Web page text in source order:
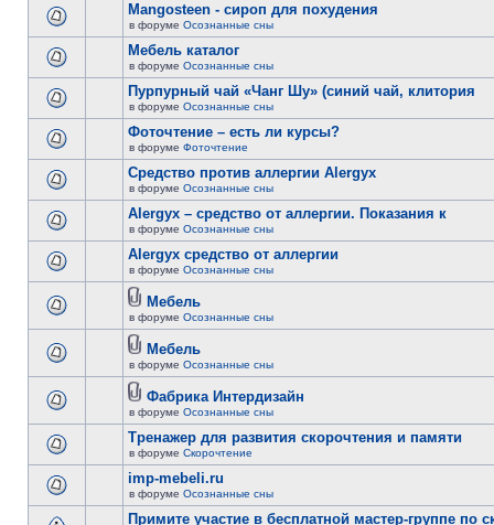
Mangosteen - сироп для похудения
в форуме Осознанные сны
Мебель каталог
в форуме Осознанные сны
Пурпурный чай «Чанг Шу» (синий чай, клитория
в форуме Осознанные сны
Фоточтение – есть ли курсы?
в форуме Фоточтение
Cредство против аллергии Alergyx
в форуме Осознанные сны
Alergyx – средство от аллергии. Показания к
в форуме Осознанные сны
Alergyx средство от аллергии
в форуме Осознанные сны
Мебель
в форуме Осознанные сны
Мебель
в форуме Осознанные сны
Фабрика Интердизайн
в форуме Осознанные сны
Тренажер для развития скорочтения и памяти
в форуме Скорочтение
imp-mebeli.ru
в форуме Осознанные сны
Примите участие в бесплатной мастер-группе по